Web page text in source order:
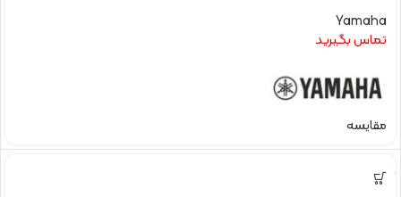
Yamaha
تماس بگیرید
مقایسه